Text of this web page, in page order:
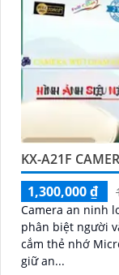
KX-A21F
1,300,000 ₫
Camera an ninh
phân biệt người và IP Wifi. Không
cắm thẻ nhớ Micro SD tích
giữ an...